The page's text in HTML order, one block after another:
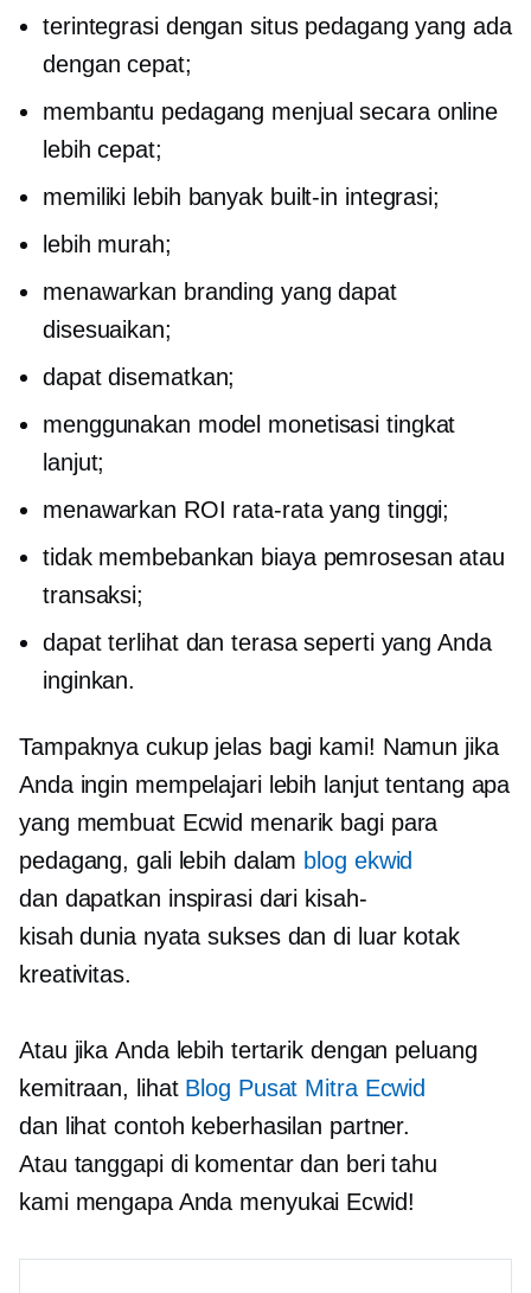
terintegrasi dengan situs pedagang yang ada
dengan cepat;
membantu pedagang menjual secara online
lebih cepat;
memiliki lebih banyak built-in integrasi;
lebih murah;
menawarkan branding yang dapat
disesuaikan;
dapat disematkan;
menggunakan model monetisasi tingkat
lanjut;
menawarkan ROI rata-rata yang tinggi;
tidak membebankan biaya pemrosesan atau
transaksi;
dapat terlihat dan terasa seperti yang Anda
inginkan.
Tampaknya cukup jelas bagi kami! Namun jika
Anda ingin mempelajari lebih lanjut tentang apa
yang membuat Ecwid menarik bagi para
pedagang, gali lebih dalam blog ekwid
dan dapatkan inspirasi dari kisah-
kisahdunia nyata sukses dandi luar kotak
kreativitas.
Atau jika Anda lebih tertarik dengan peluang
kemitraan, lihat Blog Pusat Mitra Ecwid
dan lihat contoh keberhasilan partner.
Atau tanggapi di komentar dan beri tahu
kami mengapa Anda menyukai Ecwid!